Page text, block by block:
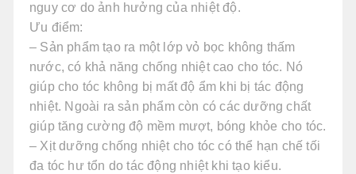
nguy cơ do ảnh hưởng của nhiệt độ.
Ưu điểm:
– Sản phẩm tạo ra một lớp vỏ bọc không thấm
nước, có khả năng chống nhiệt cao cho tóc. Nó
giúp cho tóc không bị mất độ ẩm khi bị tác động
nhiệt. Ngoài ra sản phẩm còn có các dưỡng chất
giúp tăng cường độ mềm mượt, bóng khỏe cho tóc.
– Xịt dưỡng chống nhiệt cho tóc có thể hạn chế tối
đa tóc hư tổn do tác động nhiệt khi tạo kiểu.